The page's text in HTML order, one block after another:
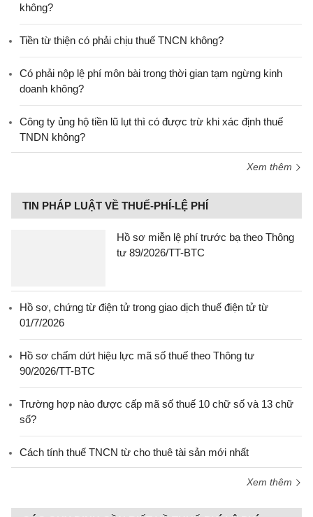
không?
Tiền từ thiện có phải chịu thuế TNCN không?
Có phải nộp lệ phí môn bài trong thời gian tạm ngừng kinh
doanh không?
Công ty ủng hộ tiền lũ lụt thì có được trừ khi xác định thuế
TNDN không?
Xem thêm
TIN PHÁP LUẬT VỀ THUẾ-PHÍ-LỆ PHÍ
Hồ sơ miễn lệ phí trước bạ theo Thông
tư 89/2026/TT-BTC
Hồ sơ, chứng từ điện tử trong giao dịch thuế điện tử từ
01/7/2026
Hồ sơ chấm dứt hiệu lực mã số thuế theo Thông tư
90/2026/TT-BTC
Trường hợp nào được cấp mã số thuế 10 chữ số và 13 chữ
số?
Cách tính thuế TNCN từ cho thuê tài sản mới nhất
Xem thêm